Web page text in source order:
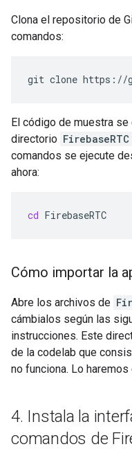
Clona el repositorio de
comandos:
git clone
El código de muestra
directorio FirebaseRTC
comandos se ejecute
ahora:
cd
Cómo importar la
Abre los archivos de
cámbialos según las
instrucciones. Este
de la codelab que
no funciona. Lo
4. Instala la
comandos de